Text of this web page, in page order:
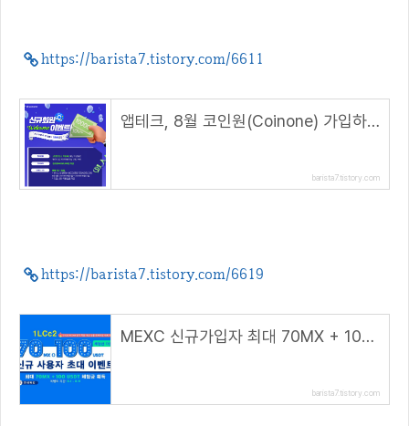
https://barista7.tistory.com/6611
앱테크, 8월 코인원(Coinone) 가입하면 2만원( 22년 8월 초대 코드 : GGNWUJA8 )
barista7.tistory.com
https://barista7.tistory.com/6619
MEXC 신규가입자 최대 70MX + 100 USDT 지급( 추천 코드 : 1LCc2 )(~8.11)
barista7.tistory.com